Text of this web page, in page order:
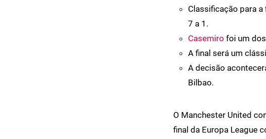
Classificação para a
7 a 1.
Casemiro foi um
A final será um
A decisão
Bilbao.
O Manchester United
final da Europa League